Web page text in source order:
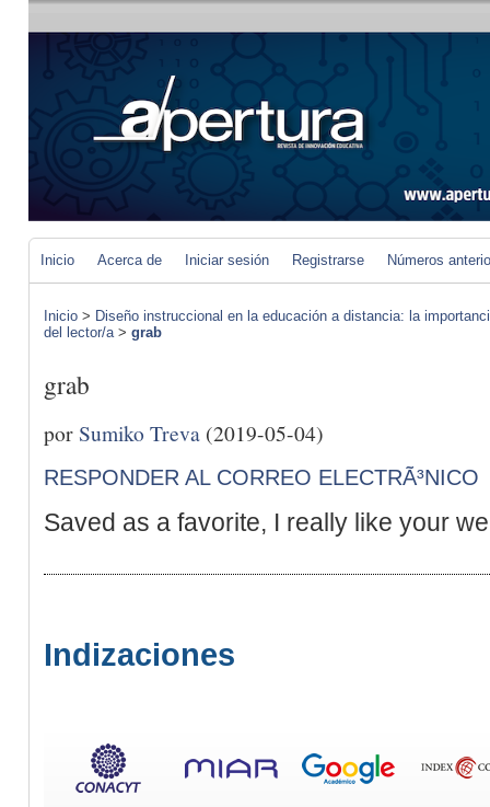
Inicio Acerca de Iniciar sesión Registrarse Números
Inicio > Diseño instruccional en la educación a distancia: la
del lector/a> grab
grab
porSumiko Treva (2019-05-04)
RESPONDER AL CORREO ELECTRÃ³NICO
Saved as a favorite, I really like your
Indizaciones